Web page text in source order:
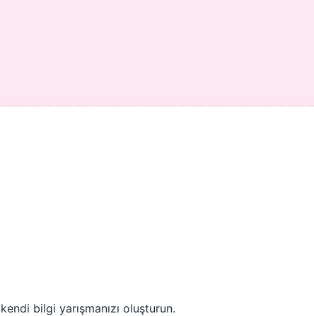
bilgi yarışmanızı oluşturun.